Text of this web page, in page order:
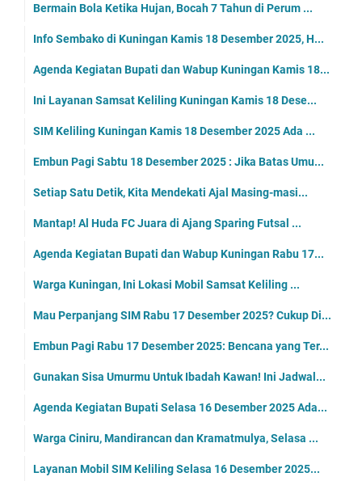
Bermain Bola Ketika Hujan, Bocah 7 Tahun di Perum ...
Info Sembako di Kuningan Kamis 18 Desember 2025, H...
Agenda Kegiatan Bupati dan Wabup Kuningan Kamis 18...
Ini Layanan Samsat Keliling Kuningan Kamis 18 Dese...
SIM Keliling Kuningan Kamis 18 Desember 2025 Ada ...
Embun Pagi Sabtu 18 Desember 2025 : Jika Batas Umu...
Setiap Satu Detik, Kita Mendekati Ajal Masing-masi...
Mantap! Al Huda FC Juara di Ajang Sparing Futsal ...
Agenda Kegiatan Bupati dan Wabup Kuningan Rabu 17...
Warga Kuningan, Ini Lokasi Mobil Samsat Keliling ...
Mau Perpanjang SIM Rabu 17 Desember 2025? Cukup Di...
Embun Pagi Rabu 17 Desember 2025: Bencana yang Ter...
Gunakan Sisa Umurmu Untuk Ibadah Kawan! Ini Jadwal...
Agenda Kegiatan Bupati Selasa 16 Desember 2025 Ada...
Warga Ciniru, Mandirancan dan Kramatmulya, Selasa ...
Layanan Mobil SIM Keliling Selasa 16 Desember 2025...